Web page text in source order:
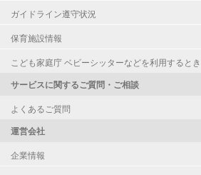
ガイドライン遵守状況
保育施設情報
こども家庭庁 ベビーシッターなどを利用すると
サービスに関するご質問・ご相談
よくあるご質問
運営会社
企業情報